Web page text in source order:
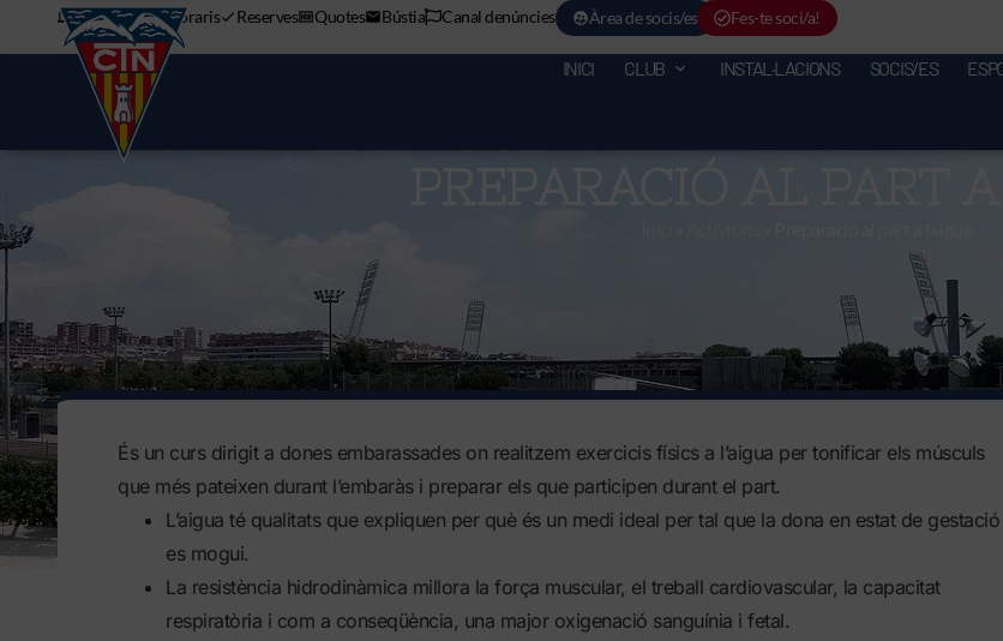
APP mòbil Horaris Reserves Quotes Bústia Canal denúncies Àrea de socis/es Fes-te soci/a!
INICI CLUB INSTAL·LACIONS SOCIS/ES
És un curs dirigit a dones embarassades on realitzem exercicis físics a l’aigua per tonificar els músculs
que més pateixen durant l’embaràs i preparar els que participen durant el part.
L’aigua té qualitats que expliquen per què és un medi ideal per tal que la dona en estat de gestació
es mogui.
La resistència hidrodinàmica millora la força muscular, el treball cardiovascular, la capacitat
respiratòria i com a conseqüència, una major oxigenació sanguínia i fetal.